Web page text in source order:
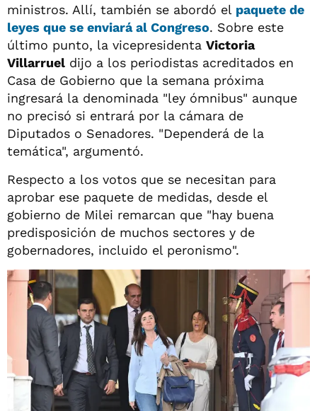
ministros. Allí, también se abordó el paquete de
leyes que se enviará al Congreso. Sobre este
último punto, la vicepresidenta Victoria
Villarruel dijo a los periodistas acreditados en
Casa de Gobierno que la semana próxima
ingresará la denominada "ley ómnibus" aunque
no precisó si entrará por la cámara de
Diputados o Senadores. "Dependerá de la
temática", argumentó.
Respecto a los votos que se necesitan para
aprobar ese paquete de medidas, desde el
gobierno de Milei remarcan que "hay buena
predisposición de muchos sectores y de
gobernadores, incluido el peronismo".